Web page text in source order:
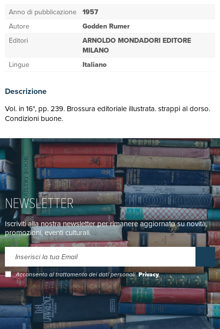
Anno di pubblicazione 1957
Autore
Godden Rumer
Editori
ARNOLDO MONDADORI EDITORE
MILANO
Lingue
Italiano
Descrizione
Vol. in 16°, pp. 239. Brossura editoriale illustrata. strappi al dorso.
Condizioni buone.
NEWSLETTER
Iscriviti alla nostra newsletter per rimanere aggiornato su novità,
promozioni, eventi culturali.
Acconsento al trattamento dei dati personali.Privacy